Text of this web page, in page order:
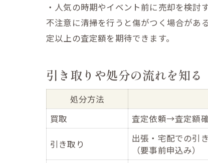
・人気の時期やイベント前に売却を検討
不注意に清掃を行うと傷がつく場合があ
定以上の査定額を期待できます。
引き取りや処分の流れを知る
処分方法
買取
査定依頼→査定額
引き取り
出張・宅配での引
（要事前申込み）